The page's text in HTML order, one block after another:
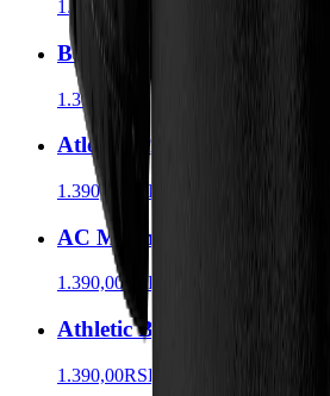
1.390,00
Basel Majica Grb
1.390,00
Atletico Madrid Majica Grb
1.390,00 RSD
AC Milan Majica Grb
1.390,00 RSD
Athletic Bilbao Majica Grb
1.390,00RSD